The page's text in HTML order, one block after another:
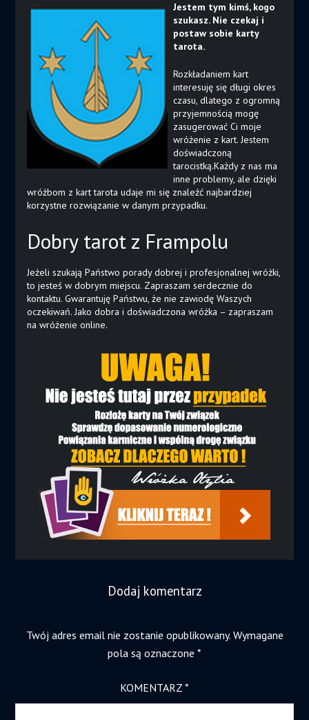
Jestem tym kimś, kogo
szukasz. Nie czekaj i
postaw sobie karty
tarota.
Rozkładaniem kart
interesuję się długi okres
czasu, dlatego z ogromną
przyjemnością mogę
zasugerować Ci moje
wróżenie z kart. Jestem
doświadczoną
tarocistką.Każdy z nas ma
inne problemy, ale dzięki
wróżbom z kart tarota udaje mi się znaleźć najbardziej
korzystne rozwiązanie w danym przypadku.
Dobry tarot z Frampolu
Jeżeli szukają Państwo porady dobrej i profesjonalnej wróżki,
to jesteś w dobrym miejscu. Zapraszam serdecznie do
kontaktu. Gwarantuję Państwu, że nie zawiodę Waszych
oczekiwań. Jako dobra i doświadczona wróżka – zapraszam
na wróżenie online.
Dodaj komentarz
Twój adres email nie zostanie opublikowany. Wymagane
pola są oznaczone *
KOMENTARZ *